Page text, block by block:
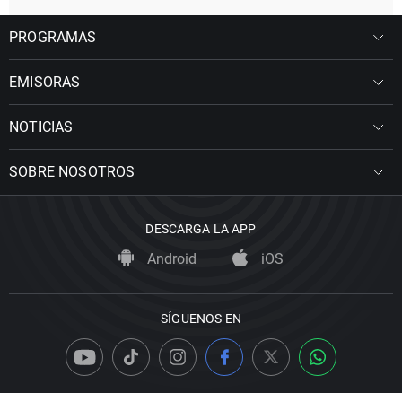
PROGRAMAS
EMISORAS
NOTICIAS
SOBRE NOSOTROS
DESCARGA LA APP
Android iOS
SÍGUENOS EN